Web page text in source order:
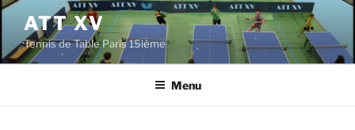
Aller
contenu
principal
ATT XV
Tennis de Table Paris 15ième
Menu